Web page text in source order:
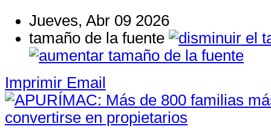
Jueves, Abr 09 2026
tamaño de la fuente
Imprimir Email